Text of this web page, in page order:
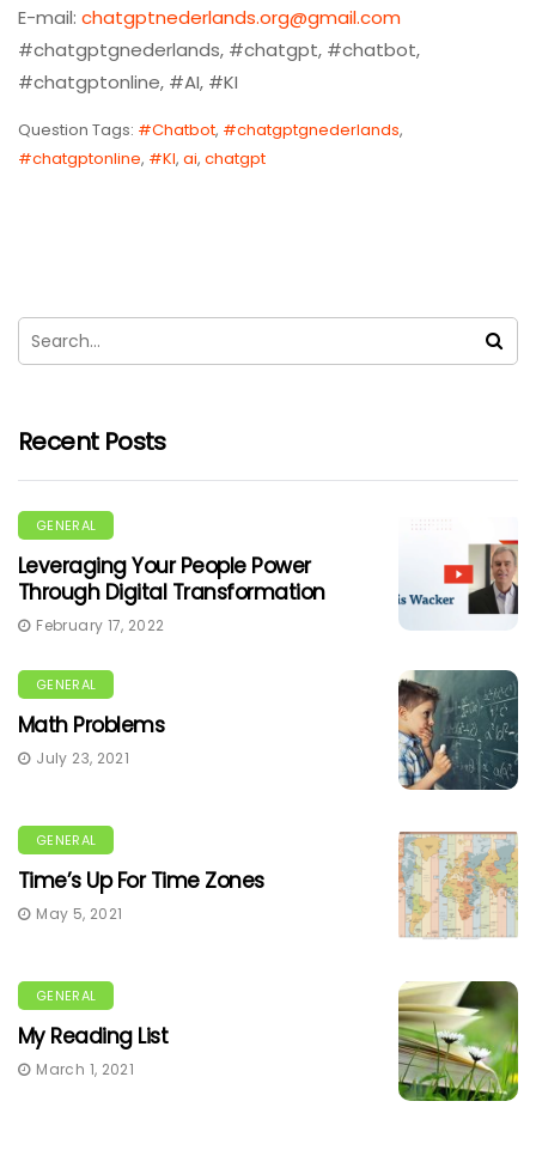
E-mail: chatgptnederlands.org@gmail.com
#chatgptgnederlands, #chatgpt, #chatbot,
#chatgptonline, #AI, #KI
Question Tags: #Chatbot, #chatgptgnederlands,
#chatgptonline, #KI, ai, chatgpt
Recent Posts
GENERAL
Leveraging Your People Power
Through Digital Transformation
February 17, 2022
GENERAL
Math Problems
July 23, 2021
GENERAL
Time’s Up For Time Zones
May 5, 2021
GENERAL
My Reading List
March 1, 2021